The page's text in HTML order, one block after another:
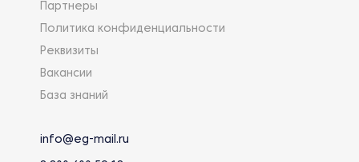
Партнеры
Политика конфиденциальности
Реквизиты
Вакансии
База знаний
info@eg-mail.ru